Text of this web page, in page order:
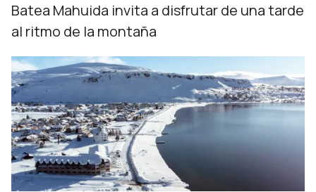
Batea Mahuida invita a disfrutar de una tarde
al ritmo de la montaña